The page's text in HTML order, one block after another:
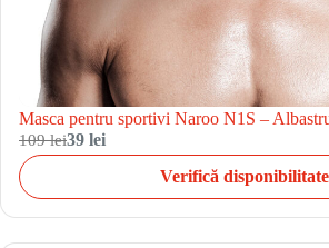
Masca pentru sportivi Naroo N1S –
109 lei39 lei
Verifică